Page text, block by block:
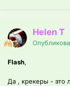
Helen T
Flash,
Да , крекеры - это